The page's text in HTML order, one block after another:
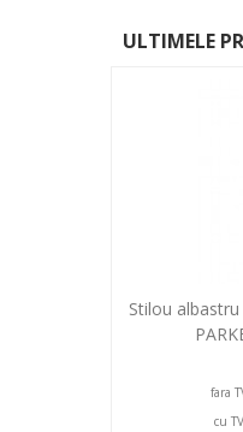
ULTIMELE
Stilou
fara
cu